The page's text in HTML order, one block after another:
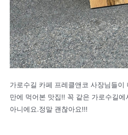
가로수길 카페 프레클앤코 사장님들이
만에 먹어본 맛집!! 꼭 같은 가로수길
아니에요.정말 괜찮아요!!!